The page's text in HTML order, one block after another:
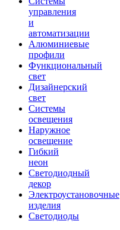
управления
и
автоматизации
Алюминиевые
профили
Функциональный
свет
Дизайнерский
свет
Системы
освещения
Наружное
освещение
Гибкий
неон
Светодиодный
декор
Электроустановочные
изделия
Светодиоды